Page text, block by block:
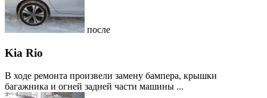
после
Kia Rio
В ходе ремонта произвели замену бампера, крышки
багажника и огней задней части машины ...